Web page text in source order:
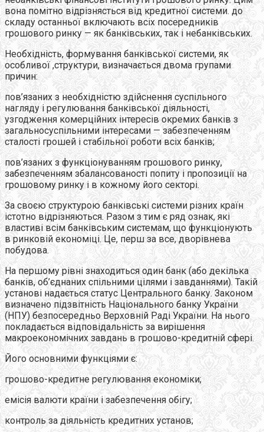
вона помiтно вiдрiзнясться вiд кредитної системи. до
складу останньої включають всiх посередників
грошового ринку — як банкiвських, так i небанківських.
Необхiднiсть, формування банківської системи, як
особливої ,структури, визначається двома групами
причин:
пов’язаних з необхідністю здійснення суспільного
нагляду i регулювання банківської дiяльностi,
узгодження комерцiйних iнтересiв окремих банкiв з
загальносуспільними iнтересами — забезпеченням
сталостi грошей i стабільної роботи всiх банкiв;
пов’язаних з функціонуванням грошового ринку,
забезпеченням збалансованості попиту i пропозиції на
грошовому ринку i в кожному його секторi.
За своєю структурою банкiвськi системи рiзних країн
iстотно вiдрiзняються. Разом з тим є ряд ознак, якi
властивi всiм банківським системам, що функцiонують
в ринковiй економiцi. Це, перш за все, дворівнева
побудова.
На першому рiвнi знаходиться один банк (або декілька
банкiв, об’єднаних спільними цiлями i завданнями). Такiй
установi надається статус Центрального банку. Законом
визначено підзвітність Національного банку України
(НПУ) безпосередньо Верховній Раді України. На нього
покладається вiдповiдальнiсть за вирішення
макроекономічних завдань в грошово-кредитній сферi.
Його основними функціями є:
грошово-кредитне регулювання економіки;
емісія валюти країни і забезпечення обiгу;
контроль за дiяльнiсть кредитних установ;